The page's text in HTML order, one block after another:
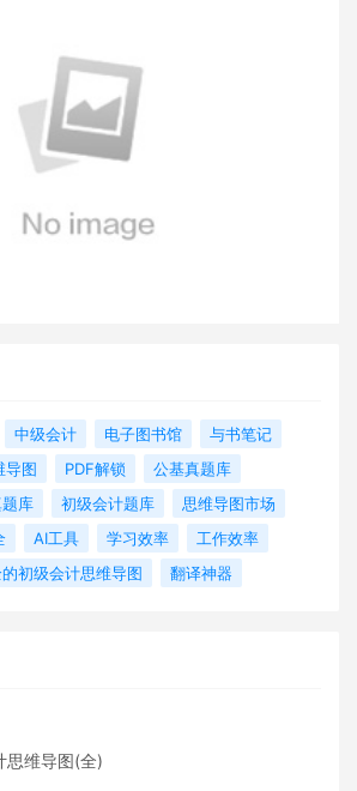
中级会计 电子图书馆
与书笔记
导图
PDF解锁
公基真题库
库 初级会计题库
思维导图市场
AI工具 学习效率
工作效率
初级会计思维导图 翻译神器
思维导图(全)